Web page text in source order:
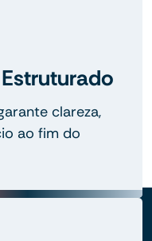
clareza,
ao fim do